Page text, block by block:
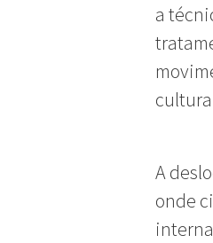
a
A
onde